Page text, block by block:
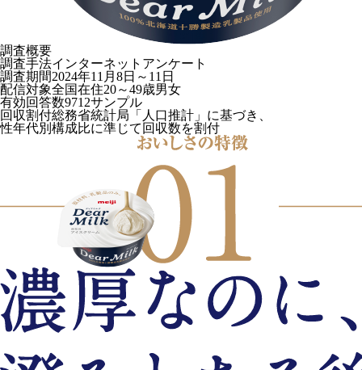
調査概要
調査手法インターネットアンケート
調査期間2024年11月8日～11日
配信対象全国在住20～49歳男女
有効回答数9712サンプル
回収割付総務省統計局「人口推計」に基づき、
性年代別構成比に準じて回収数を割付